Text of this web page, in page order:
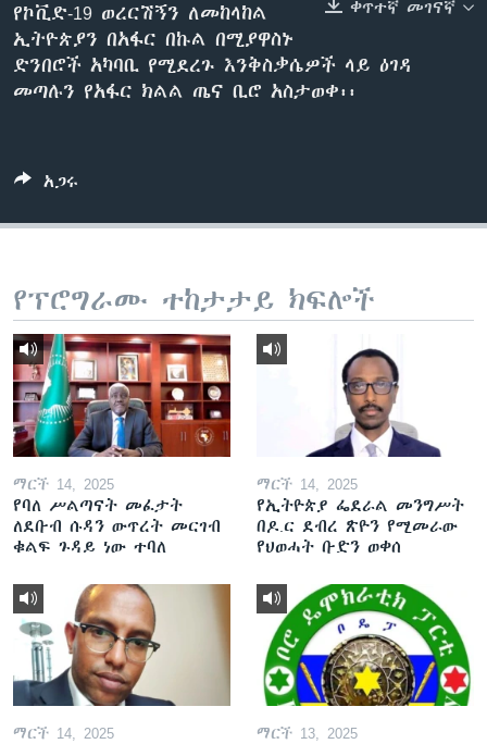
ቋንቋዎች
ቀጥተኛ መገናኛ
የኮቪድ-19 ወረርሽኝን ለመከላከል
ኢትዮጵያን በአፋር በኩል በሚያዋስኑ
ድንበሮች አካባቢ የሚደረጉ እንቅስቃሴዎች ላይ ዕገዳ
መጣሉን የአፋር ክልል ጤና ቢሮ አስታወቀ፡፡
አጋሩ
የፕሮግራሙ ተከታታይ ክፍሎች
ማርች 14, 2025
የባለ ሥልጣናት መፈታት
ለደቡብ ሱዳን ውጥረት መርገብ
ቁልፍ ጉዳይ ነው ተባለ
ማርች 14, 2025
የኢትዮጵያ ፌደራል መንግሥት
በዶ.ር ደብረ ጽዮን የሚመራው
የህወሓት ቡድን ወቀሰ
ማርች 14, 2025 ማርች 13, 2025